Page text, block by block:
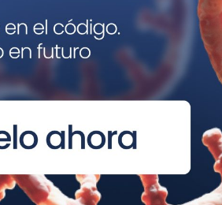
y Genómica
para su publicación.Puedes